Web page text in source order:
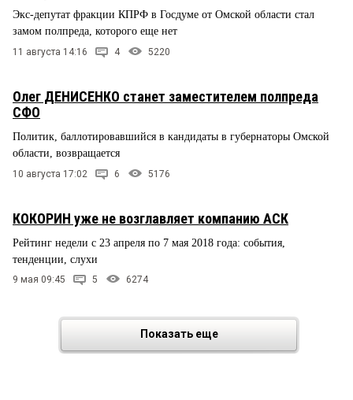
Экс-депутат фракции КПРФ в Госдуме от Омской области стал
замом полпреда, которого еще нет
11 августа 14:16 4 5220
Олег ДЕНИСЕНКО станет заместителем полпреда
СФО
Политик, баллотировавшийся в кандидаты в губернаторы Омской
области, возвращается
10 августа 17:02 6 5176
КОКОРИН уже не возглавляет компанию АСК
Рейтинг недели с 23 апреля по 7 мая 2018 года: события,
тенденции, слухи
9 мая 09:45 5 6274
Показать еще